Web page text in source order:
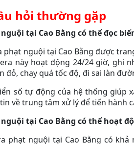
hỏi thường gặp
tại Cao Bằng có thể đọc
phạt nguội tại Cao Bằng được
này hoạt động 24/24 giờ, ghi
chạy quá tốc độ, đi sai làn
số tự động của hệ thống giúp
về trung tâm xử lý để tiến hành
tại Cao Bằng có thể hoạt
phạt nguội tại Cao Bằng có